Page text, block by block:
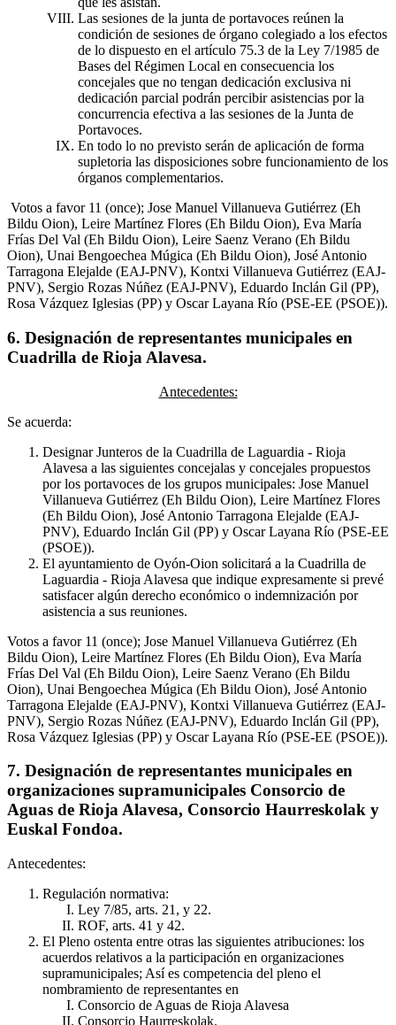
Las sesiones de la junta de portavoces reúnen la
condición de sesiones de órgano colegiado a los efectos
de lo dispuesto en el artículo 75.3 de la Ley 7/1985 de
Bases del Régimen Local en consecuencia los
concejales que no tengan dedicación exclusiva ni
dedicación parcial podrán percibir asistencias por la
concurrencia efectiva a las sesiones de la Junta de
Portavoces.
En todo lo no previsto serán de aplicación de forma
supletoria las disposiciones sobre funcionamiento de los
órganos complementarios.
Votos a favor 11 (once); Jose Manuel Villanueva Gutiérrez (Eh
Bildu Oion), Leire Martínez Flores (Eh Bildu Oion), Eva María
Frías Del Val (Eh Bildu Oion), Leire Saenz Verano (Eh Bildu
Oion), Unai Bengoechea Múgica (Eh Bildu Oion), José Antonio
Tarragona Elejalde (EAJ-PNV), Kontxi Villanueva Gutiérrez (EAJ-
PNV), Sergio Rozas Núñez (EAJ-PNV), Eduardo Inclán Gil (PP),
Rosa Vázquez Iglesias (PP) y Oscar Layana Río (PSE-EE (PSOE)).
6. Designación de representantes municipales en
Cuadrilla de Rioja Alavesa.
Antecedentes:
Se acuerda:
Designar Junteros de la Cuadrilla de Laguardia - Rioja
Alavesa a las siguientes concejalas y concejales propuestos
por los portavoces de los grupos municipales: Jose Manuel
Villanueva Gutiérrez (Eh Bildu Oion), Leire Martínez Flores
(Eh Bildu Oion), José Antonio Tarragona Elejalde (EAJ-
PNV), Eduardo Inclán Gil (PP) y Oscar Layana Río (PSE-EE
(PSOE)).
El ayuntamiento de Oyón-Oion solicitará a la Cuadrilla de
Laguardia - Rioja Alavesa que indique expresamente si prevé
satisfacer algún derecho económico o indemnización por
asistencia a sus reuniones.
Votos a favor 11 (once); Jose Manuel Villanueva Gutiérrez (Eh
Bildu Oion), Leire Martínez Flores (Eh Bildu Oion), Eva María
Frías Del Val (Eh Bildu Oion), Leire Saenz Verano (Eh Bildu
Oion), Unai Bengoechea Múgica (Eh Bildu Oion), José Antonio
Tarragona Elejalde (EAJ-PNV), Kontxi Villanueva Gutiérrez (EAJ-
PNV), Sergio Rozas Núñez (EAJ-PNV), Eduardo Inclán Gil (PP),
Rosa Vázquez Iglesias (PP) y Oscar Layana Río (PSE-EE (PSOE)).
7. Designación de representantes municipales en
organizaciones supramunicipales Consorcio de
Aguas de Rioja Alavesa, Consorcio Haurreskolak y
Euskal Fondoa.
Antecedentes:
Regulación normativa:
Ley 7/85, arts. 21, y 22.
ROF, arts. 41 y 42.
El Pleno ostenta entre otras las siguientes atribuciones: los
acuerdos relativos a la participación en organizaciones
supramunicipales; Así es competencia del pleno el
nombramiento de representantes en
Consorcio de Aguas de Rioja Alavesa
Consorcio Haurreskolak.